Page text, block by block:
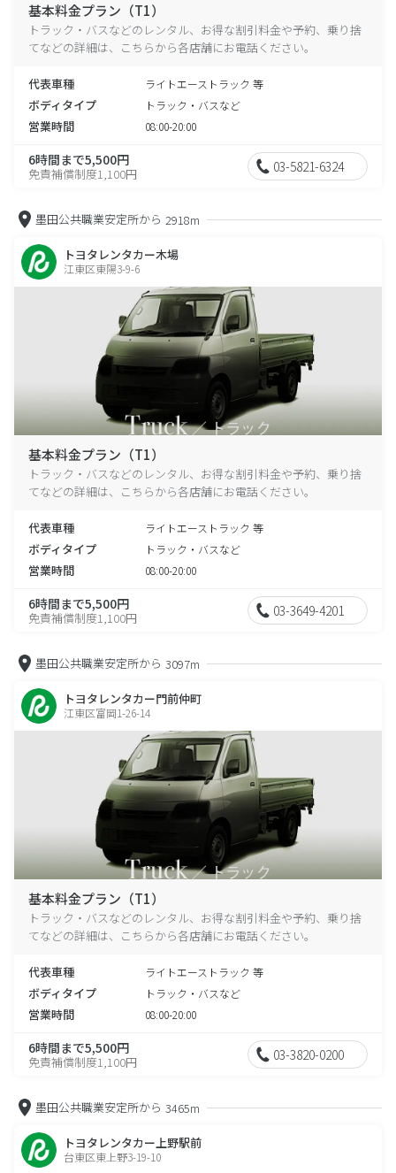
基本料金プラン（T1）
トラック・バスなどのレンタル、お得な割引料金や予約、乗り捨
てなどの詳細は、こちらから各店舗にお電話ください。
代表車種 ライトエーストラック 等
ボディタイプ トラック・バスなど
営業時間 08:00-20:00
6時間まで5,500円
免責補償制度1,100円 03-5821-6324
墨田公共職業安定所から 2918m
トヨタレンタカー木場
江東区東陽3-9-6
基本料金プラン（T1）
トラック・バスなどのレンタル、お得な割引料金や予約、乗り捨
てなどの詳細は、こちらから各店舗にお電話ください。
代表車種 ライトエーストラック 等
ボディタイプ トラック・バスなど
営業時間 08:00-20:00
6時間まで5,500円
免責補償制度1,100円 03-3649-4201
墨田公共職業安定所から 3097m
トヨタレンタカー門前仲町
江東区富岡1-26-14
基本料金プラン（T1）
トラック・バスなどのレンタル、お得な割引料金や予約、乗り捨
てなどの詳細は、こちらから各店舗にお電話ください。
代表車種 ライトエーストラック 等
ボディタイプ トラック・バスなど
営業時間 08:00-20:00
6時間まで5,500円
免責補償制度1,100円 03-3820-0200
墨田公共職業安定所から 3465m
トヨタレンタカー上野駅前
台東区東上野3-19-10